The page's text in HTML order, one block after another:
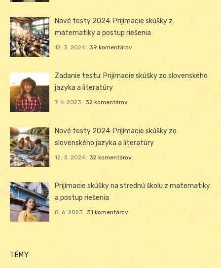
Nové testy 2024: Prijímacie skúšky z
matematiky a postup riešenia
12. 3. 2024 39 komentárov
Zadanie testu: Prijímacie skúšky zo slovenského
jazyka a literatúry
7. 6. 2023 32 komentárov
Nové testy 2024: Prijímacie skúšky zo
slovenského jazyka a literatúry
12. 3. 2024 32 komentárov
Prijímacie skúšky na strednú školu z matematiky
a postup riešenia
8. 6. 2023 31 komentárov
TÉMY